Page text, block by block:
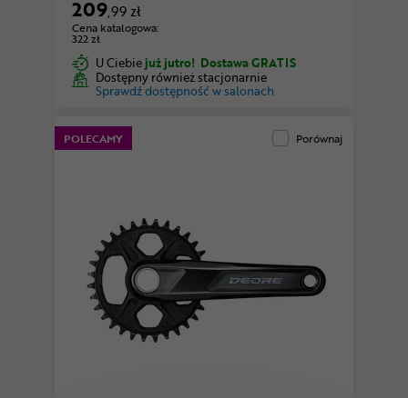
209,99 zł
Cena katalogowa:
322 zł
U Ciebie już jutro! Dostawa GRATIS
Dostępny również stacjonarnie
Sprawdź dostępność w salonach
POLECAMY Porównaj